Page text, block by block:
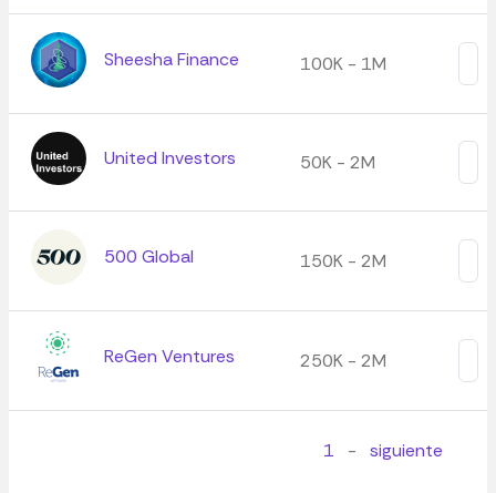
Sheesha Finance 100K - 1M
United Investors 50K - 2M
500 Global 150K - 2M
ReGen Ventures 250K - 2M
1 - siguiente